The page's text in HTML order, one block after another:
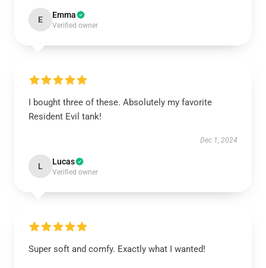
E Emma
Verified owner
I bought three of these. Absolutely my favorite
Resident Evil tank!
Dec 1, 2024
L Lucas
Verified owner
Super soft and comfy. Exactly what I wanted!